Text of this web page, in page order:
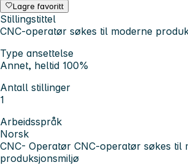
Lagre favoritt
Stillingstittel
CNC-operatør søkes til moderne
Type ansettelse
Annet, heltid 100%
Antall stillinger
1
Arbeidsspråk
Norsk
CNC- Operatør CNC-operatør søkes til
produksjonsmiljø